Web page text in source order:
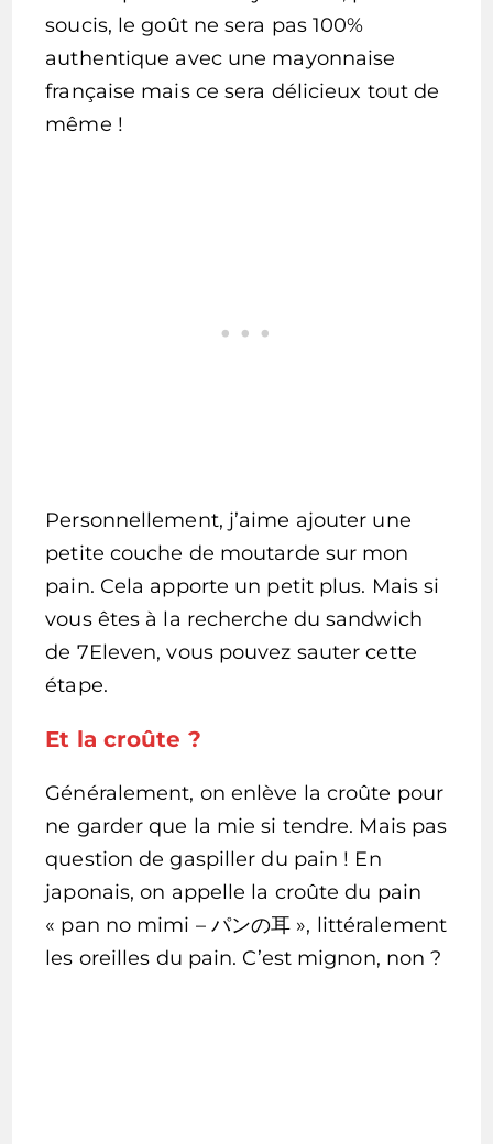
soucis, le goût ne sera pas 100%
authentique avec une mayonnaise
française mais ce sera délicieux tout de
même !
Personnellement, j’aime ajouter une
petite couche de moutarde sur mon
pain. Cela apporte un petit plus. Mais si
vous êtes à la recherche du sandwich
de 7Eleven, vous pouvez sauter cette
étape.
Et la croûte ?
Généralement, on enlève la croûte pour
ne garder que la mie si tendre. Mais pas
question de gaspiller du pain ! En
japonais, on appelle la croûte du pain
« pan no mimi – パンの耳 », littéralement
les oreilles du pain. C’est mignon, non ?